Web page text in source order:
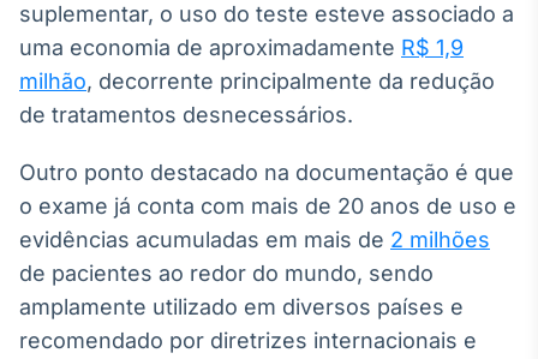
BroadFast
Em breve
Gestão de
Investimentos
Em breve
suplementar, o uso do teste esteve associado a
uma economia de aproximadamente R$ 1,9
milhão, decorrente principalmente da redução
de tratamentos desnecessários.
Outro ponto destacado na documentação é que
o exame já conta com mais de 20 anos de uso e
evidências acumuladas em mais de 2 milhões
de pacientes ao redor do mundo, sendo
amplamente utilizado em diversos países e
recomendado por diretrizes internacionais e